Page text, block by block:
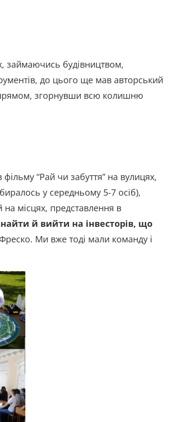
займаючись будівництвом,
до цього ще мав авторський
згорнувши всю колишню
фільму “Рай чи забуття” на вулицях,
у середньому 5-7 осіб),
на місцях, представлення в
й вийти на інвесторів, що
Ми вже тоді мали команду і